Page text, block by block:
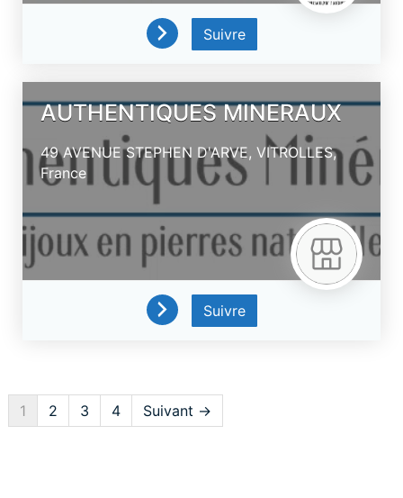
Suivre
AUTHENTIQUES MINERAUX
49 AVENUE STEPHEN D'ARVE, VITROLLES,
France
Suivre
1 2 3 4 Suivant →